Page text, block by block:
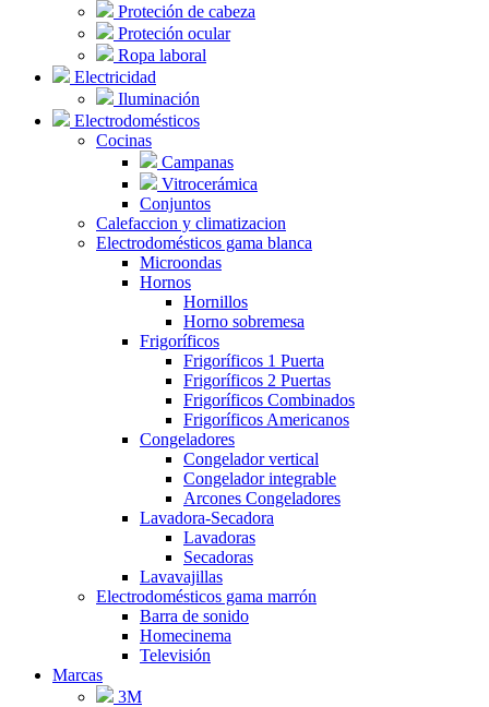
Proteción de cabeza
Proteción ocular
Ropa laboral
Electricidad
Iluminación
Electrodomésticos
Cocinas
Campanas
Vitrocerámica
Conjuntos
Calefaccion y climatizacion
Electrodomésticos gama blanca
Microondas
Hornos
Hornillos
Horno sobremesa
Frigoríficos
Frigoríficos 1 Puerta
Frigoríficos 2 Puertas
Frigoríficos Combinados
Frigoríficos Americanos
Congeladores
Congelador vertical
Congelador integrable
Arcones Congeladores
Lavadora-Secadora
Lavadoras
Secadoras
Lavavajillas
Electrodomésticos gama marrón
Barra de sonido
Homecinema
Televisión
Marcas
3M